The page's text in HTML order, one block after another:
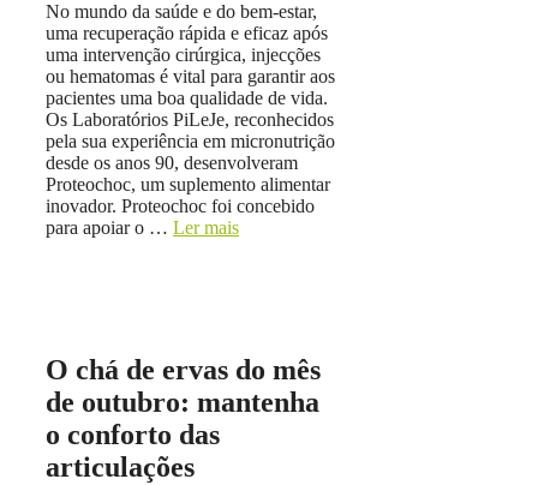
No mundo da saúde e do bem-estar,
uma recuperação rápida e eficaz após
uma intervenção cirúrgica, injecções
ou hematomas é vital para garantir aos
pacientes uma boa qualidade de vida.
Os Laboratórios PiLeJe, reconhecidos
pela sua experiência em micronutrição
desde os anos 90, desenvolveram
Proteochoc, um suplemento alimentar
inovador. Proteochoc foi concebido
para apoiar o … Ler mais
O chá de ervas do mês
de outubro: mantenha
o conforto das
articulações